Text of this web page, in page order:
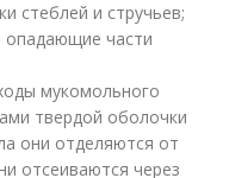
стеблей и стручьев;
опадающие части
мукомольного
твердой оболочки
они отделяются от
отсеиваются через